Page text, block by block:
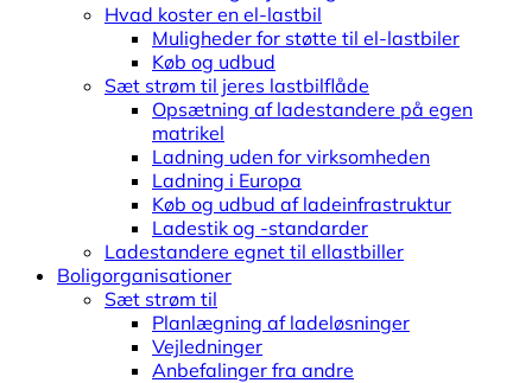
Hvad koster en el-lastbil
Muligheder for støtte til el-lastbiler
Køb og udbud
Sæt strøm til jeres lastbilflåde
Opsætning af ladestandere på egen
matrikel
Ladning uden for virksomheden
Ladning i Europa
Køb og udbud af ladeinfrastruktur
Ladestik og -standarder
Ladestandere egnet til ellastbiller
Boligorganisationer
Sæt strøm til
Planlægning af ladeløsninger
Vejledninger
Anbefalinger fra andre